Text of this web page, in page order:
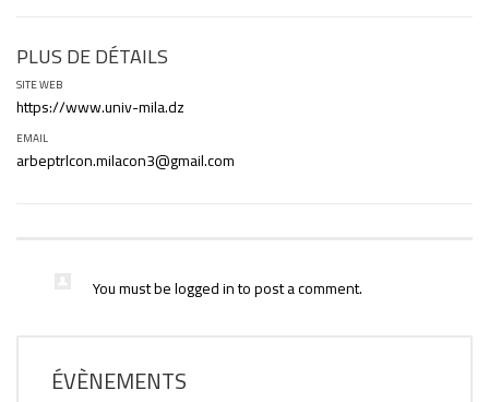
PLUS DE DÉTAILS
SITE WEB
https://www.univ-mila.dz
EMAIL
arbeptrlcon.milacon3@gmail.com
You must belogged into post a comment.
ÉVÈNEMENTS